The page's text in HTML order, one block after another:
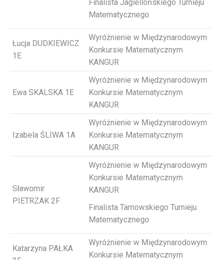
Finalista Jagiellońskiego Turnieju
Matematycznego
Łucja DUDKIEWICZ
1E
Wyróżnienie w Międzynarodowym
Konkursie Matematycznym
KANGUR
Ewa SKALSKA 1E
Wyróżnienie w Międzynarodowym
Konkursie Matematycznym
KANGUR
Izabela ŚLIWA 1A
Wyróżnienie w Międzynarodowym
Konkursie Matematycznym
KANGUR
Sławomir
PIETRZAK 2F
Wyróżnienie w Międzynarodowym
Konkursie Matematycznym
KANGUR
Finalista Tarnowskiego Turnieju
Matematycznego
Katarzyna PAŁKA
Wyróżnienie w Międzynarodowym
Konkursie Matematycznym